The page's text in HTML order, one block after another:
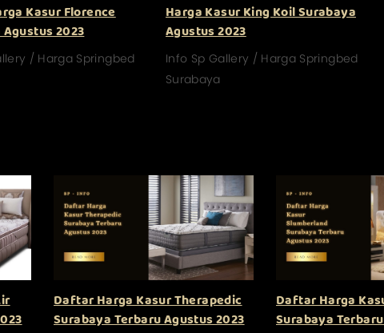
Kasur Florence
2023
/ Harga Springbed
Harga Kasur King Koil Surabaya
Agustus 2023
Info Sp Gallery / Harga Springbed
Surabaya
Daftar Harga Kasur Therapedic
Surabaya Terbaru Agustus 2023
Daftar Harga
Surabaya